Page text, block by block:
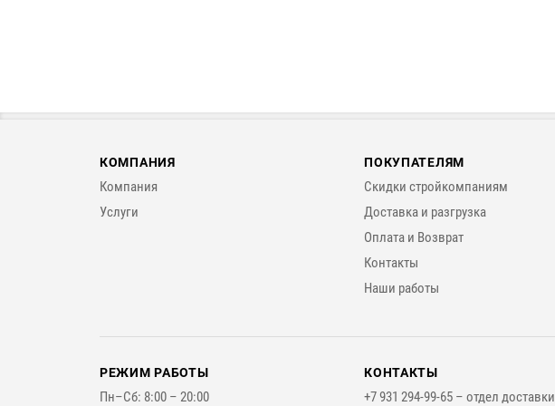
КОМПАНИЯ
Компания
Услуги
ПОКУПАТЕЛЯМ
Скидки стройкомпаниям
Доставка и разгрузка
Оплата и Возврат
Контакты
Наши работы
РЕЖИМ РАБОТЫ
Пн–Сб: 8:00 – 20:00
КОНТАКТЫ
+7 931 294-99-65 –отдел доставки